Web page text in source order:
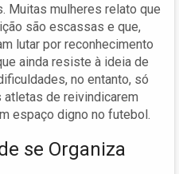
Muitas mulheres relato que
são escassas e que,
lutar por reconhecimento
ainda resiste à ideia de
no entanto, só
de reivindicarem
espaço digno no futebol.
se Organiza